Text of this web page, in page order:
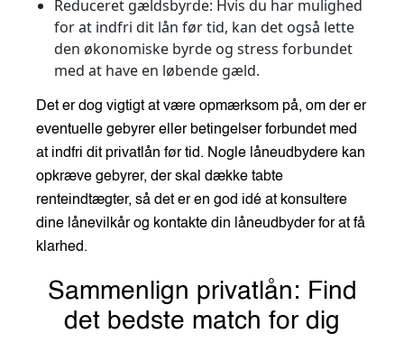
Reduceret gældsbyrde: Hvis du har mulighed
for at indfri dit lån før tid, kan det også lette
den økonomiske byrde og stress forbundet
med at have en løbende gæld.
Det er dog vigtigt at være opmærksom på, om der er
eventuelle gebyrer eller betingelser forbundet med
at indfri dit privatlån før tid. Nogle låneudbydere kan
opkræve gebyrer, der skal dække tabte
renteindtægter, så det er en god idé at konsultere
dine lånevilkår og kontakte din låneudbyder for at få
klarhed.
Sammenlign privatlån: Find
det bedste match for dig